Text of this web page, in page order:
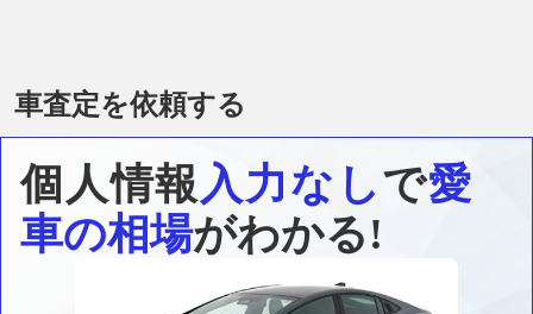
車査定を依頼する
個人情報入力なしで愛
車の相場がわかる!